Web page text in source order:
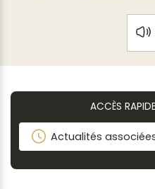
ACCÈS
Actualités